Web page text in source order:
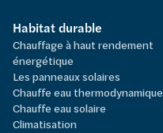
Habitat durable
Chauffage à haut rendement
énergétique
Les panneaux solaires
Chauffe eau thermodynamique
Chauffe eau solaire
Climatisation